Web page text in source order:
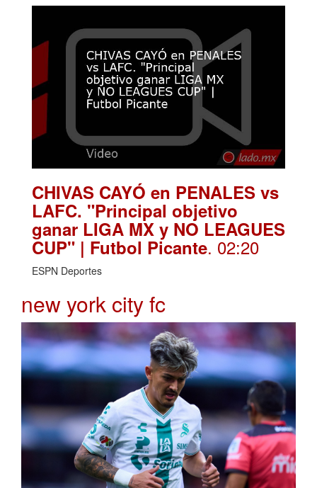
CHIVAS CAYÓ en PENALES vs
LAFC. "Principal objetivo
ganar LIGA MX y NO LEAGUES
CUP" | Futbol Picante. 02:20
ESPN Deportes
new york city fc